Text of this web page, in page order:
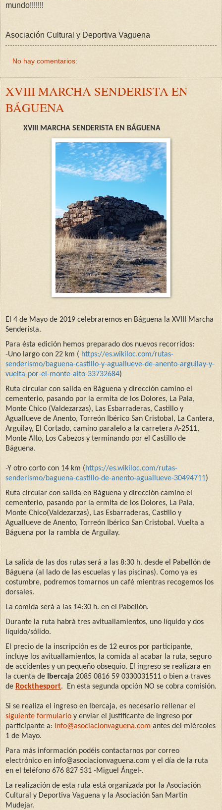
mundo!!!!!!!
Asociación Cultural y Deportiva Vaguena
No hay comentarios:
XVIII MARCHA SENDERISTA EN
BÁGUENA
XVIII MARCHA SENDERISTA EN BÁGUENA
El 4 de Mayo de 2019 celebraremos en Báguena la XVIII Marcha
Senderista.
Para ésta edición hemos preparado dos nuevos recorridos:
-Uno largo con 22 km ( https://es.wikiloc.com/rutas-
senderismo/baguena-castillo-y-aguallueve-de-anento-arguilay-y-
vuelta-por-el-monte-alto-33732684)
Ruta circular con salida en Báguena y dirección camino el
cementerio, pasando por la ermita de los Dolores, La Pala,
Monte Chico (Valdezarzas), Las Esbarraderas, Castillo y
Aguallueve de Anento, Torreón Ibérico San Cristobal, La Cantera,
Arguilay, El Cortado, camino paralelo a la carretera A-2511,
Monte Alto, Los Cabezos y terminando por el Castillo de
Báguena.
-Y otro corto con 14 km (https://es.wikiloc.com/rutas-
senderismo/baguena-castillo-de-anento-aguallueve-30494711)
Ruta circular con salida en Báguena y dirección camino el
cementerio, pasando por la ermita de los Dolores, La Pala,
Monte Chico(Valdezarzas), Las Esbarraderas, Castillo y
Aguallueve de Anento, Torreón Ibérico San Cristobal. Vuelta a
Báguena por la rambla de Arguilay.
La salida de las dos rutas será a las 8:30 h. desde el Pabellón de
Báguena (al lado de las escuelas y las piscinas). Como ya es
costumbre, podremos tomarnos un café mientras recogemos los
dorsales.
La comida será a las 14:30 h. en el Pabellón.
Durante la ruta habrá tres avituallamientos, uno líquido y dos
líquido/sólido.
El precio de la inscripción es de 12 euros por participante,
incluye los avituallamientos, la comida al acabar la ruta, seguro
de accidentes y un pequeño obsequio. El ingreso se realizara en
la cuenta de
Ibercaja 2085 0816 59 0330031511 o bien a traves
de Rockthesport. En esta segunda opción NO se cobra comisión.
Si se realiza el ingreso en Ibercaja, es necesario rellenar el
siguiente formulario y enviar el justificante de ingreso por
participante a: info@asociacionvaguena.com antes del miércoles
1 de Mayo.
Para más información podéis contactarnos por correo
electrónico en info@asociacionvaguena.com y el día de la ruta
en el teléfono 676 827 531 -Miguel Ángel-.
La realización de esta ruta está organizada por la Asociación
Cultural y Deportiva Vaguena y la Asociación San Martín
Mudejar.